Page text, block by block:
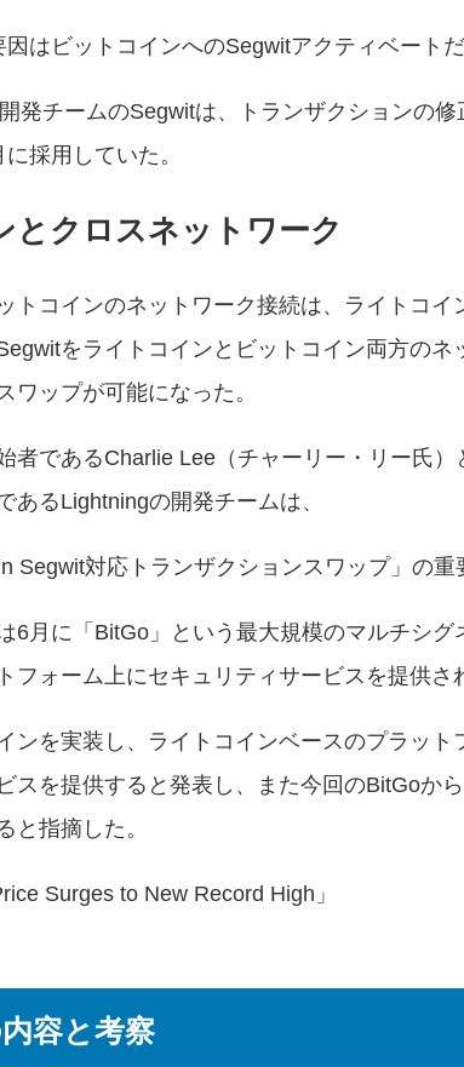
はビットコインへのSegwitアクティベートだ
発チームのSegwitは、トランザクションの
採用していた。
とクロスネットワーク
トコインのネットワーク接続は、ライトコ
をライトコインとビットコイン両方の
ワップが可能になった。
者であるCharlie Lee（チャーリー・リー氏
あるLightningの開発チームは、
Segwit対応トランザクションスワップ」の重
6月に「BitGo」という最大規模のマルチシ
フォーム上にセキュリティサービスを提供さ
ンを実装し、ライトコインベースのプラッ
スを提供すると発表し、また今回のBitGoか
と指摘した。
Surges to New Record High 」
容と考察